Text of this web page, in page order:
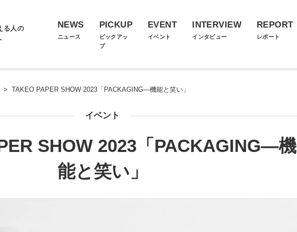
る人の
NEWS
ニュース
PICKUP
ピックアッ
プ
EVENT
イベント
INTERVIEW
インタビュー
REPORT
レポート
> TAKEO PAPER SHOW 2023「PACKAGING―機能と笑い」
イベント
SHOW 2023「PACKAGING―機
能と笑い」